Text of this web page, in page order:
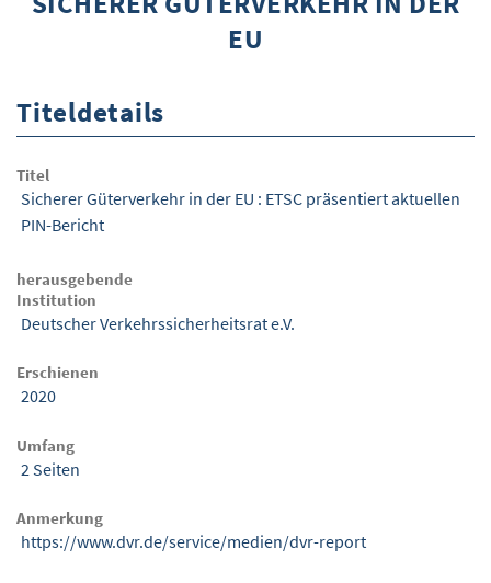
ÜBER WISOM
FRAGEN UND ANTWORTEN
EU
Titeldetails
Titel
Sicherer Güterverkehr in der EU : ETSC präsentiert aktuellen
PIN-Bericht
herausgebende
Institution
Deutscher Verkehrssicherheitsrat e.V.
Erschienen
2020
Umfang
2 Seiten
Anmerkung
https://www.dvr.de/service/medien/dvr-report